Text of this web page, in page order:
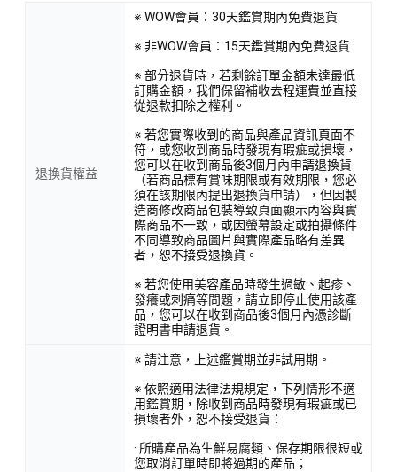
退換貨權益
※ WOW會員：30天鑑賞期內免費退貨
※ 非WOW會員：15天鑑賞期內免費退貨
※ 部分退貨時，若剩餘訂單金額未達最低
訂購金額，我們保留補收去程運費並直接
從退款扣除之權利。
※ 若您實際收到的商品與產品資訊頁面不
符，或您收到商品時發現有瑕疵或損壞，
您可以在收到商品後3個月內申請退換貨
（若商品標有賞味期限或有效期限，您必
須在該期限內提出退換貨申請），但因製
造商修改商品包裝導致頁面顯示內容與實
際商品不一致，或因螢幕設定或拍攝條件
不同導致商品圖片與實際產品略有差異
者，恕不接受退換貨。
※ 若您使用美容產品時發生過敏、起疹、
發癢或刺痛等問題，請立即停止使用該產
品，您可以在收到商品後3個月內憑診斷
證明書申請退貨。
※ 請注意，上述鑑賞期並非試用期。
※ 依照適用法律法規規定，下列情形不適
用鑑賞期，除收到商品時發現有瑕疵或已
損壞者外，恕不接受退貨：
· 所購產品為生鮮易腐類、保存期限很短或
您取消訂單時即將過期的產品；